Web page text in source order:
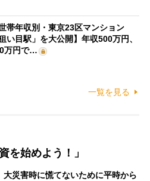
世帯年収別・東京23区マンション
狙い目駅」を大公開】年収500万円、
万円で…
一覧を見る
を始めよう！」
大災害時に慌てないために平時から